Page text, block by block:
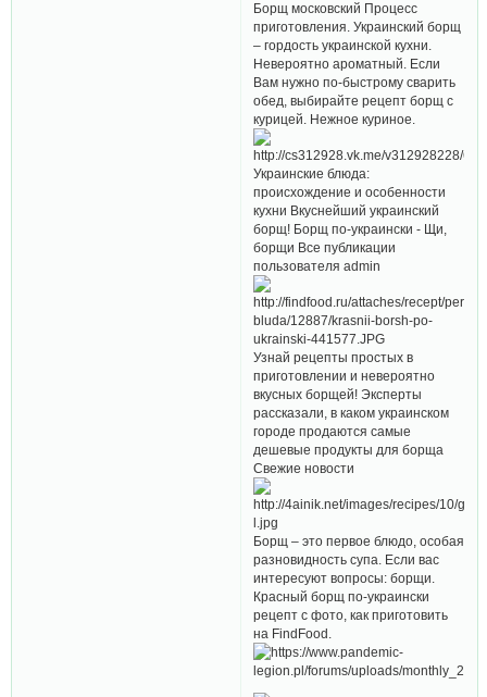
Борщ московский Процесс
приготовления. Украинский борщ
– гордость украинской кухни.
Невероятно ароматный. Если
Вам нужно по-быстрому сварить
обед, выбирайте рецепт борщ с
курицей. Нежное куриное.
Украинские блюда:
происхождение и особенности
кухни Вкуснейший украинский
борщ! Борщ по-украински - Щи,
борщи Все публикации
пользователя admin
Узнай рецепты простых в
приготовлении и невероятно
вкусных борщей! Эксперты
рассказали, в каком украинском
городе продаются самые
дешевые продукты для борща
Свежие новости
Борщ – это первое блюдо, особая
разновидность супа. Если вас
интересуют вопросы: борщи.
Красный борщ по-украински
рецепт с фото, как приготовить
на FindFood.